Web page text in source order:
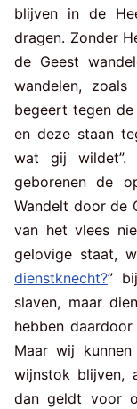
blijven in de
dragen. Zonder
de Geest
wandelen,
begeert tegen
en deze staan
wat gij wildet”.
geborenen de
Wandelt door de
van het vlees
gelovige staat,
dienstknecht?”
slaven, maar
hebben
Maar wij
wijnstok blijven,
dan geldt voor